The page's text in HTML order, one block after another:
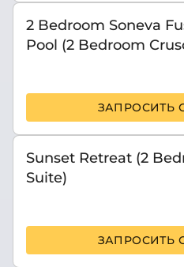
2 Bedroom Soneva
Pool (2 Bedroom
ЗАПРОСИТЬ
Sunset Retreat (2
Suite)
ЗАПРОСИТЬ